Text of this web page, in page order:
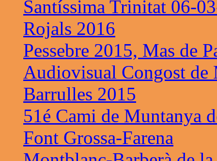
Santíssima Trinitat 06-
Rojals 2016
Pessebre 2015, Mas de
Audiovisual Congost de
Barrulles 2015
51é Cami de Muntanya
Font Grossa-Farena